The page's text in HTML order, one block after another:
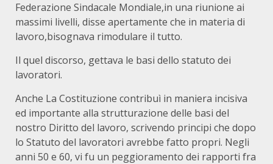
Federazione Sindacale Mondiale,in una riunione ai
massimi livelli, disse apertamente che in materia di
lavoro,bisognava rimodulare il tutto.
Il quel discorso, gettava le basi dello statuto dei
lavoratori.
Anche La Costituzione contribuì in maniera incisiva
ed importante alla strutturazione delle basi del
nostro Diritto del lavoro, scrivendo principi che dopo
lo Statuto del lavoratori avrebbe fatto propri. Negli
anni 50 e 60, vi fu un peggioramento dei rapporti fra